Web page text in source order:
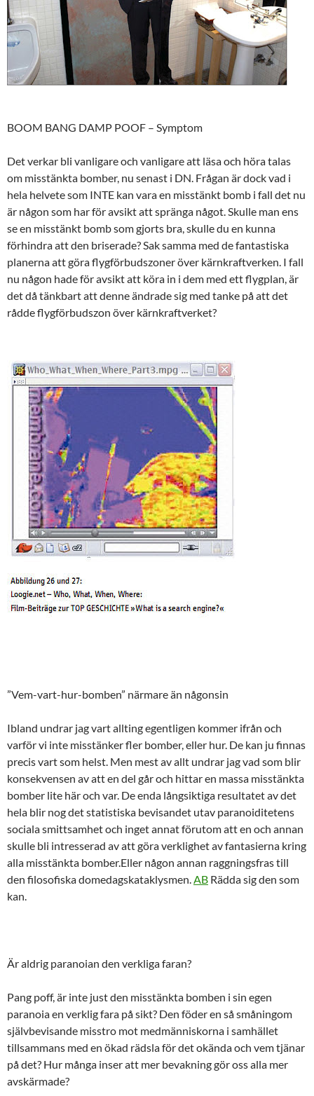
BOOM BANG DAMP POOF – Symptom
Det verkar bli vanligare och vanligare att läsa och höra talas
om misstänkta bomber, nu senast i DN. Frågan är dock vad i
hela helvete som INTE kan vara en misstänkt bomb i fall det nu
är någon som har för avsikt att spränga något. Skulle man ens
se en misstänkt bomb som gjorts bra, skulle du en kunna
förhindra att den briserade? Sak samma med de fantastiska
planerna att göra flygförbudszoner över kärnkraftverken. I fall
nu någon hade för avsikt att köra in i dem med ett flygplan, är
det då tänkbart att denne ändrade sig med tanke på att det
rådde flygförbudszon över kärnkraftverket?
”Vem-vart-hur-bomben” närmare än någonsin
Ibland undrar jag vart allting egentligen kommer ifrån och
varför vi inte misstänker fler bomber, eller hur. De kan ju finnas
precis vart som helst. Men mest av allt undrar jag vad som blir
konsekvensen av att en del går och hittar en massa misstänkta
bomber lite här och var. De enda långsiktiga resultatet av det
hela blir nog det statistiska bevisandet utav paranoiditetens
sociala smittsamhet och inget annat förutom att en och annan
skulle bli intresserad av att göra verklighet av fantasierna kring
alla misstänkta bomber.Eller någon annan raggningsfras till
den filosofiska domedagskataklysmen.AB Rädda sig den som
kan.
Är aldrig paranoian den verkliga faran?
Pang poff, är inte just den misstänkta bomben i sin egen
paranoia en verklig fara på sikt? Den föder en så småningom
självbevisande misstro mot medmänniskorna i samhället
tillsammans med en ökad rädsla för det okända och vem tjänar
på det? Hur många inser att mer bevakning gör oss alla mer
avskärmade?